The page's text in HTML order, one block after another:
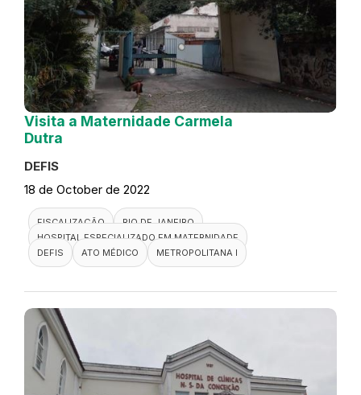
Visita a Maternidade Carmela
Dutra
DEFIS
18 de October de 2022
FISCALIZAÇÃO
RIO DE JANEIRO
HOSPITAL ESPECIALIZADO EM MATERNIDADE
DEFIS
ATO MÉDICO METROPOLITANA I